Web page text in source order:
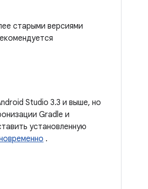
старыми версиями
Studio 3.3 и выше, но
Gradle и
установленную
.